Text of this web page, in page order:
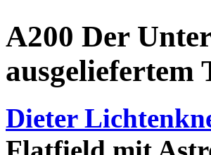
A200 Der
ausgeliefertem
Dieter